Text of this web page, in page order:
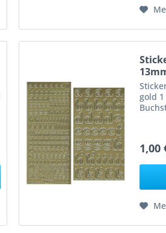
gold
1,00